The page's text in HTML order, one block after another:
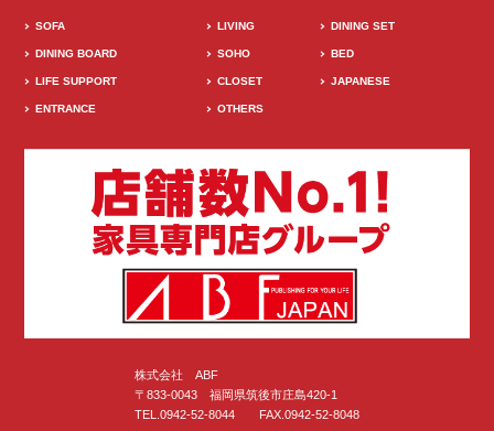
SOFA LIVING DINING SET
DINING BOARD SOHO BED
LIFE SUPPORT CLOSET JAPANESE
ENTRANCE OTHERS
株式会社 ABF
〒833-0043 福岡県筑後市庄島420-1
TEL.0942-52-8044 FAX.0942-52-8048